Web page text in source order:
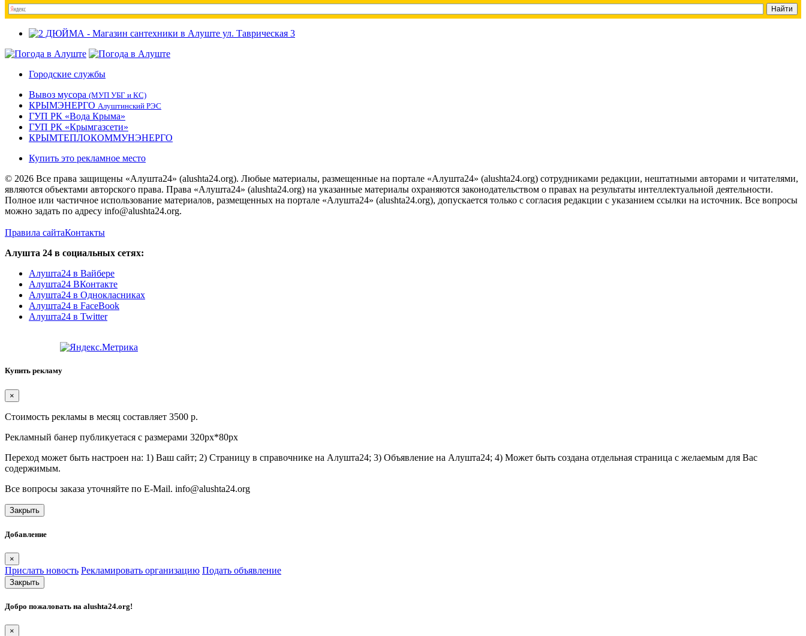
Городские службы
Вывоз мусора (МУП УБГ и КС)
КРЫМЭНЕРГО Алуштинский РЭС
ГУП РК «Вода Крыма»
ГУП РК «Крымгазсети»
КРЫМТЕПЛОКОММУНЭНЕРГО
Купить это рекламное место
© 2026 Все права защищены «Алушта24» (alushta24.org). Любые материалы, размещенные на портале «Алушта24» (alushta24.org) сотрудниками редакции, нештатными авторами и читателями,
являются объектами авторского права. Права «Алушта24» (alushta24.org) на указанные материалы охраняются законодательством о правах на результаты интеллектуальной деятельности.
Полное или частичное использование материалов, размещенных на портале «Алушта24» (alushta24.org), допускается только с согласия редакции с указанием ссылки на источник. Все вопросы
можно задать по адресу info@alushta24.org.
Правила сайтаКонтакты
Алушта 24 в социальных сетях:
Алушта24 в Вайбере
Алушта24 ВКонтакте
Алушта24 в Однокласниках
Алушта24 в FaceBook
Алушта24 в Twitter
Купить рекламу
×
Стоимость рекламы в месяц составляет 3500 р.
Рекламный банер публикуетася с размерами 320px*80px
Переход может быть настроен на: 1) Ваш сайт; 2) Страницу в справочнике на Алушта24; 3) Объявление на Алушта24; 4) Может быть создана отдельная страница с желаемым для Вас
содержимым.
Все вопросы заказа уточняйте по E-Mail. info@alushta24.org
Закрыть
Добавление
×
Прислать новость Рекламировать организацию Подать объявление
Закрыть
Добро пожаловать на alushta24.org!
×